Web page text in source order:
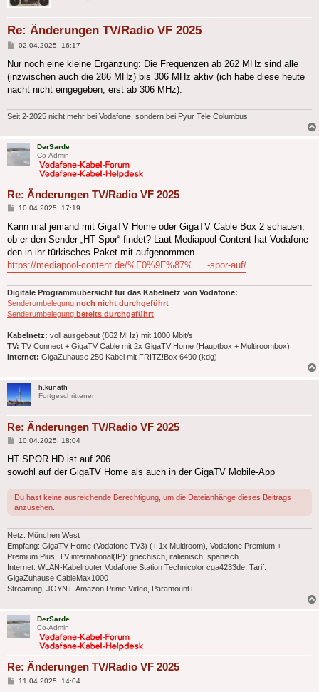
Re: Änderungen TV/Radio VF 2025
Beitrag
02.04.2025, 16:17
Nur noch eine kleine Ergänzung: Die Frequenzen ab 262 MHz sind alle
(inzwischen auch die 286 MHz) bis 306 MHz aktiv (ich habe diese heute
nacht nicht eingegeben, erst ab 306 MHz).
Seit 2-2025 nicht mehr bei Vodafone, sondern bei Pyur Tele Columbus!
DerSarde
Co-Admin
Re: Änderungen TV/Radio VF 2025
Beitrag
10.04.2025, 17:19
Kann mal jemand mit GigaTV Home oder GigaTV Cable Box 2 schauen,
ob er den Sender „HT Spor“ findet? Laut Mediapool Content hat Vodafone
den in ihr türkisches Paket mit aufgenommen.
https://mediapool-content.de/%F0%9F%87% ... -spor-auf/
Digitale Programmübersicht für das Kabelnetz von Vodafone:
Senderumbelegung noch nicht durchgeführt
Senderumbelegung bereits durchgeführt
Kabelnetz: voll ausgebaut (862 MHz) mit 1000 Mbit/s
TV: TV Connect + GigaTV Cable mit 2x GigaTV Home (Hauptbox + Multiroombox)
Internet: GigaZuhause 250 Kabel mit FRITZ!Box 6490 (kdg)
h.kunath
Fortgeschrittener
Re: Änderungen TV/Radio VF 2025
Beitrag
10.04.2025, 18:04
HT SPOR HD ist auf 206
sowohl auf der GigaTV Home als auch in der GigaTV Mobile-App
Du hast keine ausreichende Berechtigung, um die Dateianhänge dieses Beitrags
anzusehen.
Netz: München West
Empfang: GigaTV Home (Vodafone TV3) (+ 1x Multiroom), Vodafone Premium +
Premium Plus; TV international(IP): griechisch, italienisch, spanisch
Internet: WLAN-Kabelrouter Vodafone Station Technicolor cga4233de; Tarif:
GigaZuhause CableMax1000
Streaming: JOYN+, Amazon Prime Video, Paramount+
DerSarde
Co-Admin
Re: Änderungen TV/Radio VF 2025
Beitrag
11.04.2025, 14:04